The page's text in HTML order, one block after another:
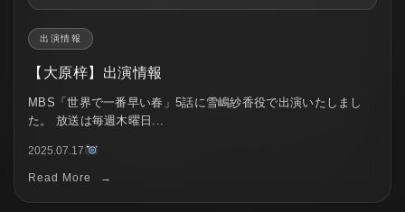
出演情報
【大原梓】出演情報
MBS「世界で一番早い春」5話に雪嶋紗香役で出演いたしまし
た。 放送は毎週木曜日...
2025.07.17
Read More →